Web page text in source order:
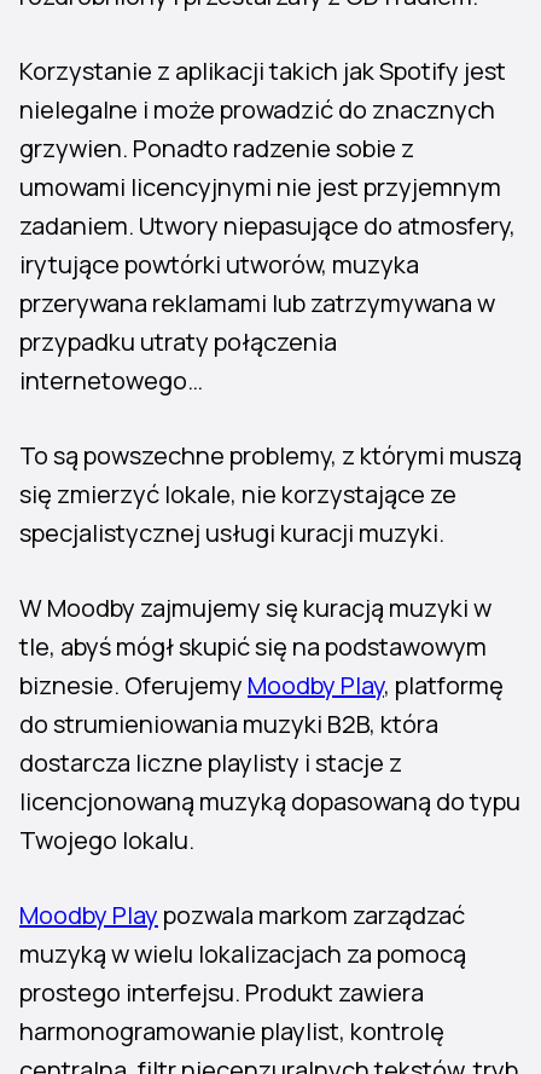
Korzystanie z aplikacji takich jak Spotify jest
nielegalne i może prowadzić do znacznych
grzywien. Ponadto radzenie sobie z
umowami licencyjnymi nie jest przyjemnym
zadaniem. Utwory niepasujące do atmosfery,
irytujące powtórki utworów, muzyka
przerywana reklamami lub zatrzymywana w
przypadku utraty połączenia
internetowego…
To są powszechne problemy, z którymi muszą
się zmierzyć lokale, nie korzystające ze
specjalistycznej usługi kuracji muzyki.
W Moodby zajmujemy się kuracją muzyki w
tle, abyś mógł skupić się na podstawowym
biznesie. Oferujemy Moodby Play, platformę
do strumieniowania muzyki B2B, która
dostarcza liczne playlisty i stacje z
licencjonowaną muzyką dopasowaną do typu
Twojego lokalu.
Moodby Play pozwala markom zarządzać
muzyką w wielu lokalizacjach za pomocą
prostego interfejsu. Produkt zawiera
harmonogramowanie playlist, kontrolę